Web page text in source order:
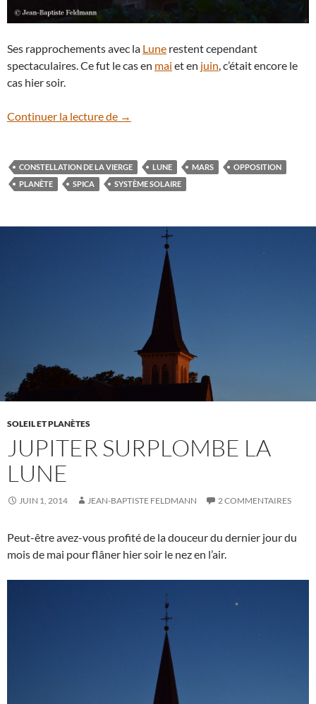
Ses rapprochements avec la Lune restent cependant
spectaculaires. Ce fut le cas en mai et en juin, c’était encore le
cas hier soir.
Continuer la lecture de Rapprochement Mars-Lune
→
CONSTELLATION DE LA VIERGE LUNE MARS
OPPOSITION
PLANÈTE
SPICA SYSTÈME SOLAIRE
SOLEIL ET PLANÈTES
JUPITER SURPLOMBE LA
LUNE
JUIN 1, 2014 JEAN-BAPTISTE FELDMANN 2 COMMENTAIRES
Peut-être avez-vous profité de la douceur du dernier jour du
mois de mai pour flâner hier soir le nez en l’air.